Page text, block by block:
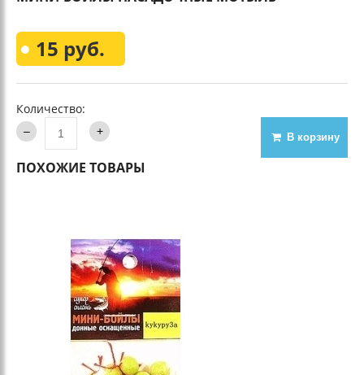
15 руб.
Количество:
В корзину
ПОХОЖИЕ ТОВАРЫ